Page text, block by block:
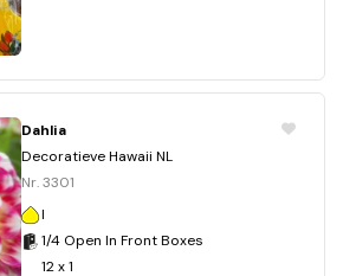
Dahlia
Decoratieve Hawaii NL
Nr. 3301
I
1/4 Open In Front Boxes
12 x 1